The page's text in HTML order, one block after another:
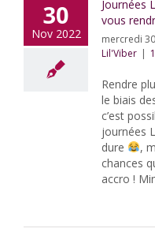
30
Nov 2022
Journées
vous
mercredi
Lil'Viber |
Rendre
le biais
c’est
journées
dure
,
chances
accro !